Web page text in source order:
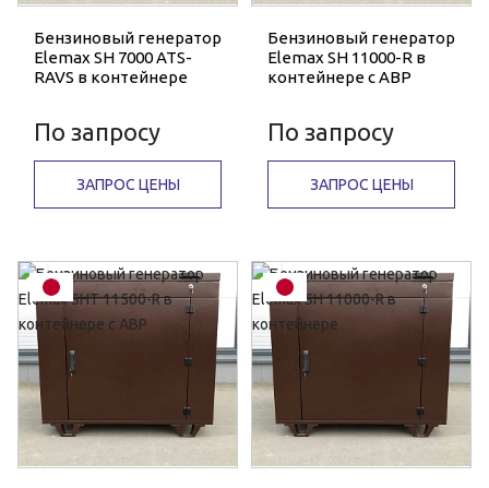
Бензиновый генератор
Elemax SH 7000 ATS-
RAVS в контейнере
По запросу
ЗАПРОС ЦЕНЫ
Бензиновый генератор
Elemax SH 11000-R в
контейнере с АВР
По запросу
ЗАПРОС ЦЕНЫ